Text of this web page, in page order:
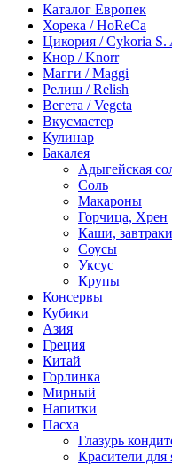
Каталог Европек
Хорека / HoReCa
Цикория / Cykoria S.
Кнор / Knorr
Магги / Maggi
Релиш / Relish
Вегета / Vegeta
Вкусмастер
Кулинар
Бакалея
Адыгейская
Соль
Макароны
Горчица, Хрен
Каши, завтраки
Соусы
Уксус
Крупы
Консервы
Кубики
Азия
Греция
Китай
Горлинка
Мирный
Напитки
Пасха
Глазурь
Красители